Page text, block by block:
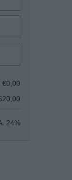
€0,00
24%